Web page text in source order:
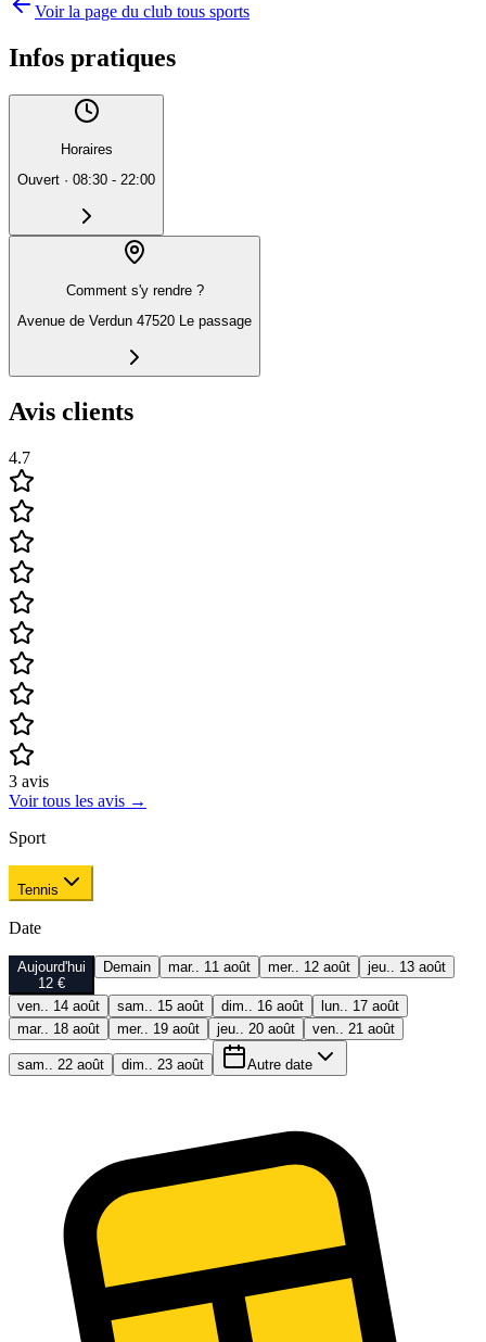
Voir la page du club tous sports
Infos pratiques
Horaires
Ouvert · 08:30 - 22:00
Comment s'y rendre ?
Avenue de Verdun 47520 Le passage
Avis clients
4.7
3 avis
Voir tous les avis →
Sport
Tennis
Date
Aujourd'hui
12 €
Demain mar.. 11 août mer.. 12 août jeu.. 13 août
ven.. 14 août sam.. 15 août dim.. 16 août
lun.. 17 août
mar.. 18 août
mer.. 19 août jeu.. 20 août ven.. 21 août
sam.. 22 août dim.. 23 août Autre date